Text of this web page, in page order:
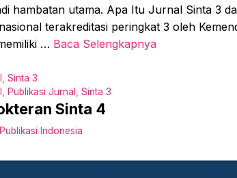
hambatan utama. Apa Itu Jurnal Sinta 3
terakreditasi peringkat 3 oleh
… Baca Selengkapnya
Sinta 3
Publikasi Jurnal Sinta 3
Sinta 4
Publikasi Indonesia